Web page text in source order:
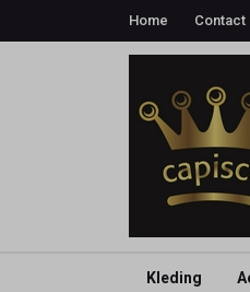
Home Contact
Kleding